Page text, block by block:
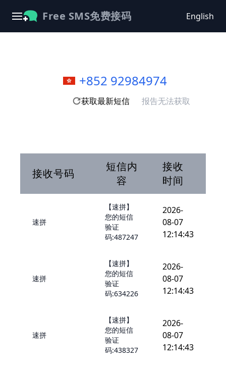
Free SMS免费接码 English
+852 92984974
获取最新短信 报告无法获取
接收号码
短信内
容
接收
时间
速拼
【速拼】
您的短信
验证
码:487247
2026-
08-07
12:14:43
速拼
【速拼】
您的短信
验证
码:634226
2026-
08-07
12:14:43
速拼
【速拼】
您的短信
验证
码:438327
2026-
08-07
12:14:43